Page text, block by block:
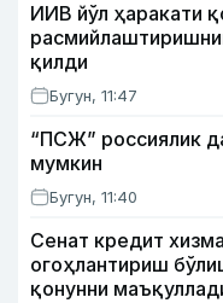
ИИВ йўл ҳаракати
қилди
Бугун, 11:47
“ПСЖ” россиялик
мумкин
Бугун, 11:40
Сенат кредит
огоҳлантириш
қонунни